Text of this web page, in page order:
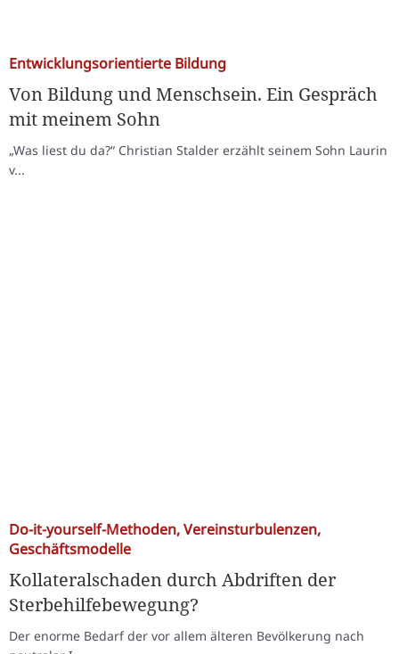
Entwicklungsorientierte Bildung
Von Bildung und Menschsein. Ein Gespräch
mit meinem Sohn
„Was liest du da?“ Christian Stalder erzählt seinem Sohn Laurin
v...
Do-it-yourself-Methoden, Vereinsturbulenzen,
Geschäftsmodelle
Kollateralschaden durch Abdriften der
Sterbehilfebewegung?
Der enorme Bedarf der vor allem älteren Bevölkerung nach